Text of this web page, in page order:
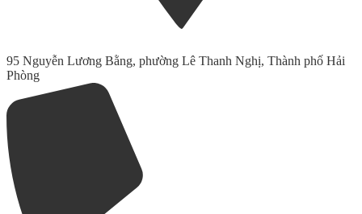
95 Nguyễn Lương Bằng, phường Lê Thanh Nghị, Thành phố Hải
Phòng